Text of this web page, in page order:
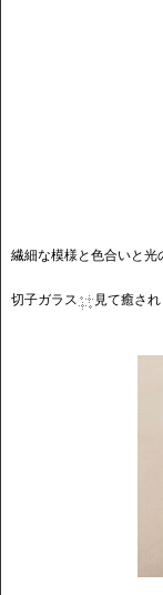
繊細な模様と色合いと光
切子ガラス 見て癒さ